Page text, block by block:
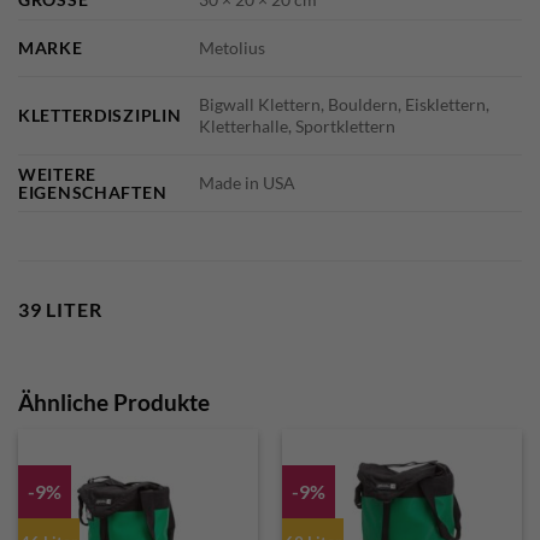
MARKE Metolius
KLETTERDISZIPLIN
Bigwall Klettern, Bouldern, Eisklettern,
Kletterhalle, Sportklettern
WEITERE
EIGENSCHAFTEN
Made in USA
39 LITER
Ähnliche Produkte
-9% -9%